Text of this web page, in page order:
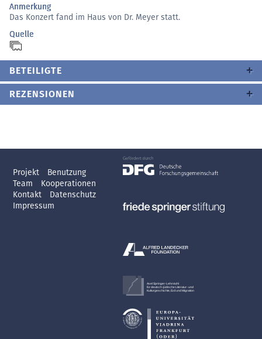
Anmerkung
Das Konzert fand im Haus von Dr. Meyer statt.
Quelle
BETEILIGTE
REZENSIONEN
Projekt
Benutzung
Team
Kooperationen
Kontakt
Datenschutz
Impressum
Axel Springer-Lehrstuhl
für deutsch-jüdische Literatur- und
Kulturgeschichte, Exil und Migration